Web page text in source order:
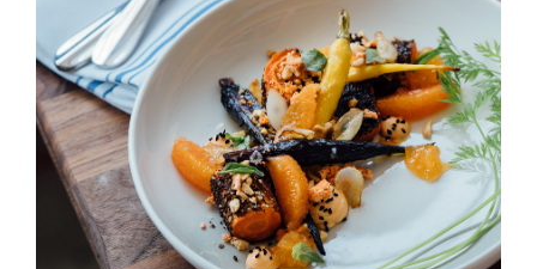
Peach & Carrot Salad
HORS D'OEUVRES